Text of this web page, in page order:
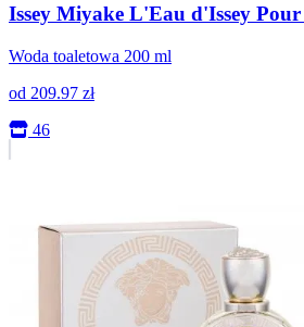
Issey Miyake L'Eau d'Issey
Woda toaletowa 200 ml
od 209.97 zł
46